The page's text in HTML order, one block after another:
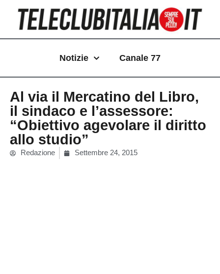
contenuto
Notizie Canale 77
Al via il Mercatino del Libro,
il sindaco e l’assessore:
“Obiettivo agevolare il diritto
allo studio”
Redazione Settembre 24, 2015